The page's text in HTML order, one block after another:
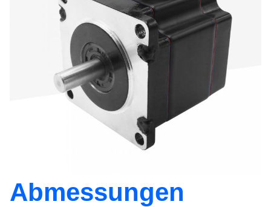
Abmessungen